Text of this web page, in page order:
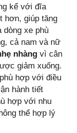
kể với đĩa
hơn, giúp tăng
dòng xe phù
cả nam và nữ
nhàng vì cân
giảm xuống.
hợp với điều
hành tiết
hợp với nhu
thể hợp lý